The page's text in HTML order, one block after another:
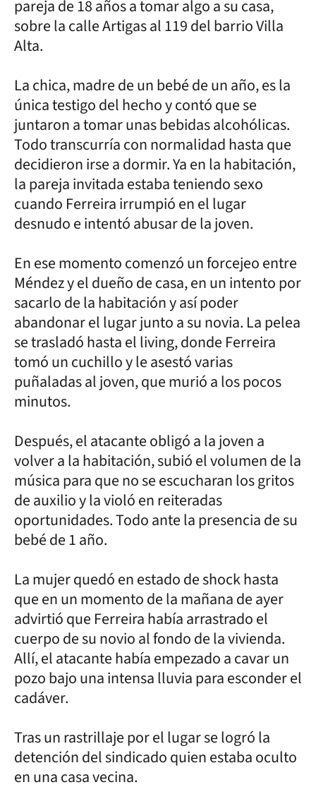
pareja de 18 años a tomar algo a su casa,
sobre la calle Artigas al 119 del barrio Villa
Alta.
La chica, madre de un bebé de un año, es la
única testigo del hecho y contó que se
juntaron a tomar unas bebidas alcohólicas.
Todo transcurría con normalidad hasta que
decidieron irse a dormir. Ya en la habitación,
la pareja invitada estaba teniendo sexo
cuando Ferreira irrumpió en el lugar
desnudo e intentó abusar de la joven.
En ese momento comenzó un forcejeo entre
Méndez y el dueño de casa, en un intento por
sacarlo de la habitación y así poder
abandonar el lugar junto a su novia. La pelea
se trasladó hasta el living, donde Ferreira
tomó un cuchillo y le asestó varias
puñaladas al joven, que murió a los pocos
minutos.
Después, el atacante obligó a la joven a
volver a la habitación, subió el volumen de la
música para que no se escucharan los gritos
de auxilio y la violó en reiteradas
oportunidades. Todo ante la presencia de su
bebé de 1 año.
La mujer quedó en estado de shock hasta
que en un momento de la mañana de ayer
advirtió que Ferreira había arrastrado el
cuerpo de su novio al fondo de la vivienda.
Allí, el atacante había empezado a cavar un
pozo bajo una intensa lluvia para esconder el
cadáver.
Tras un rastrillaje por el lugar se logró la
detención del sindicado quien estaba oculto
en una casa vecina.